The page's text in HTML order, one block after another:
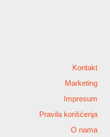
Kontakt
Marketing
Impresum
Pravila korišćenja
O nama